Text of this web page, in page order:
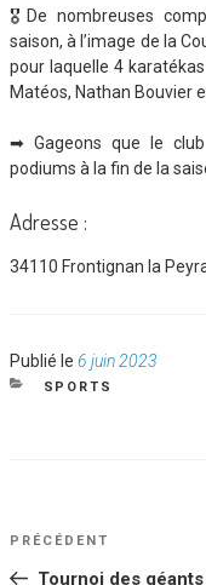
🎖De nombreuses
saison, à l’image de la
pour laquelle 4
Matéos, Nathan Bouvier
➡ Gageons que le
podiums à la fin de la
Adresse :
34110 Frontignan la
Publié le Publié
le
6 juin 2023
CATÉGORIES
SPORTS
NAVIGATION
DE
Article
PRÉCÉDENT
Tournoi des